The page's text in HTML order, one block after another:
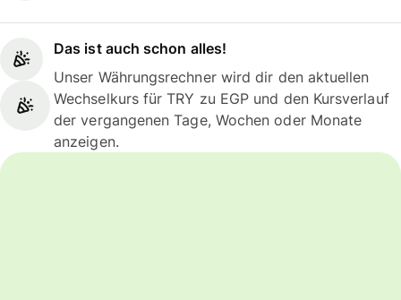
Das ist auch schon alles!
Unser Währungsrechner wird dir den aktuellen
Wechselkurs für TRY zu EGP und den Kursverlauf
der vergangenen Tage, Wochen oder Monate
anzeigen.